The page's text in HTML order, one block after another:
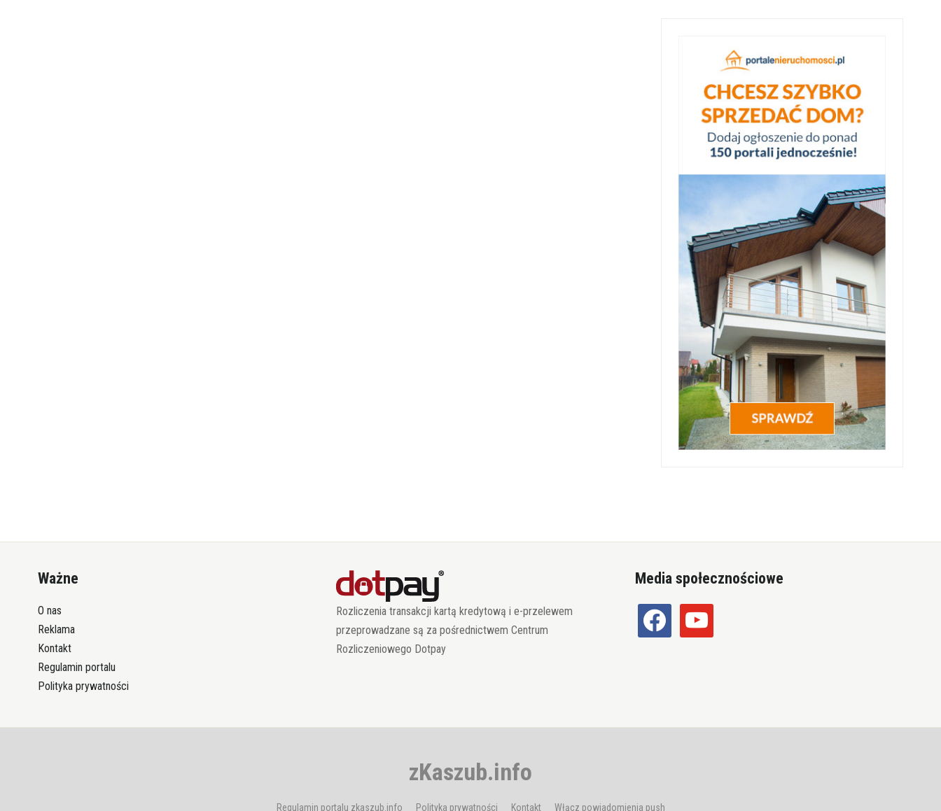
Ważne
O nas
Reklama
Kontakt
Regulamin portalu
Polityka prywatności
Rozliczenia transakcji kartą kredytową i e-przelewem
przeprowadzane są za pośrednictwem Centrum
Rozliczeniowego Dotpay
Media społecznościowe
facebook youtube
zKaszub.info
Regulamin portalu zkaszub.info Polityka prywatności Kontakt Włącz powiadomienia push